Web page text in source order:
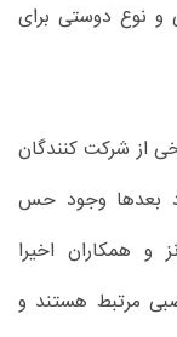
و نوع دوستی برای
از شرکت کنندگان
بعدها وجود حس
و همکاران اخیرا
مرتبط هستند و